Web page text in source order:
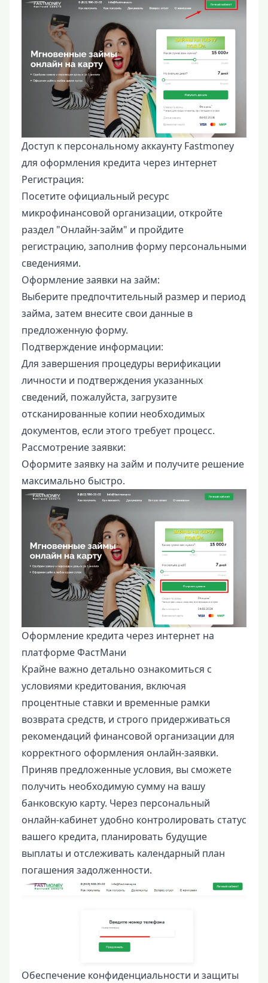
Доступ к персональному аккаунту Fastmoney
для оформления кредита через интернет
Регистрация:
Посетите официальный ресурс
микрофинансовой организации, откройте
раздел "Онлайн-займ" и пройдите
регистрацию, заполнив форму персональными
сведениями.
Оформление заявки на займ:
Выберите предпочтительный размер и период
займа, затем внесите свои данные в
предложенную форму.
Подтверждение информации:
Для завершения процедуры верификации
личности и подтверждения указанных
сведений, пожалуйста, загрузите
отсканированные копии необходимых
документов, если этого требует процесс.
Рассмотрение заявки:
Оформите заявку на займ и получите решение
максимально быстро.
Оформление кредита через интернет на
платформе ФастМани
Крайне важно детально ознакомиться с
условиями кредитования, включая
процентные ставки и временные рамки
возврата средств, и строго придерживаться
рекомендаций финансовой организации для
корректного оформления онлайн-заявки.
Приняв предложенные условия, вы сможете
получить необходимую сумму на вашу
банковскую карту. Через персональный
онлайн-кабинет удобно контролировать статус
вашего кредита, планировать будущие
выплаты и отслеживать календарный план
погашения задолженности.
Обеспечение конфиденциальности и защиты